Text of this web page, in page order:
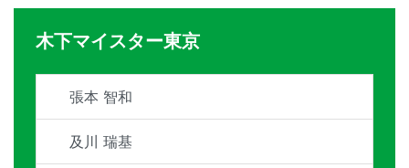
木下マイスター東京
張本 智和
及川 瑞基